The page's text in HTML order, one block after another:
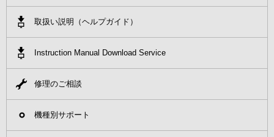
取扱い説明（ヘルプガイド）
Instruction Manual Download Service
修理のご相談
機種別サポート